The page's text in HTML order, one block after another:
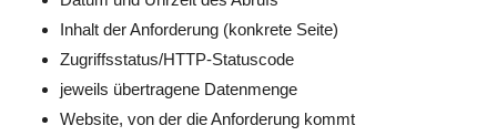
Inhalt der Anforderung (konkrete Seite)
Zugriffsstatus/HTTP-Statuscode
jeweils übertragene Datenmenge
Website, von der die Anforderung kommt